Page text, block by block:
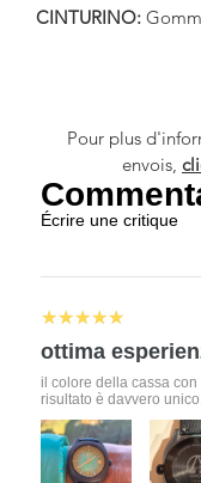
CINTURINO:
Pour plus
envois,
Écrire une critique
5
★★★★★
ottima
il colore della cassa con
risultato è davvero